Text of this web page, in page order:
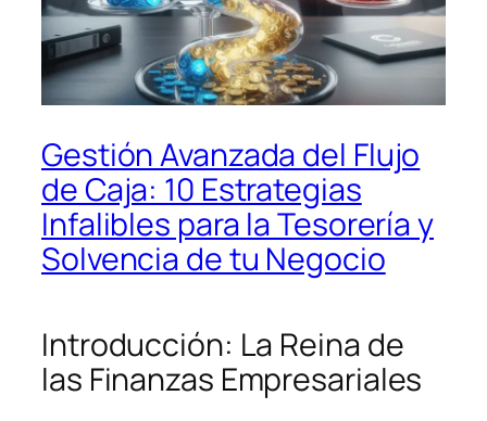
Gestión Avanzada del Flujo
de Caja: 10 Estrategias
Infalibles para la Tesorería y
Solvencia de tu Negocio
Introducción: La Reina de
las Finanzas Empresariales